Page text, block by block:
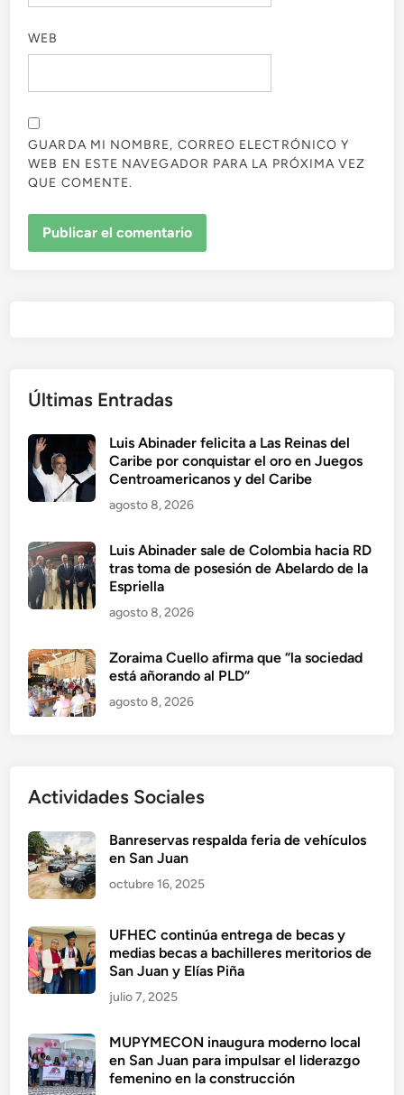
WEB
GUARDA MI NOMBRE, CORREO ELECTRÓNICO Y
WEB EN ESTE NAVEGADOR PARA LA PRÓXIMA VEZ
QUE COMENTE.
Últimas Entradas
Luis Abinader felicita a Las Reinas del
Caribe por conquistar el oro en Juegos
Centroamericanos y del Caribe
agosto 8, 2026
Luis Abinader sale de Colombia hacia RD
tras toma de posesión de Abelardo de la
Espriella
agosto 8, 2026
Zoraima Cuello afirma que “la sociedad
está añorando al PLD”
agosto 8, 2026
Actividades Sociales
Banreservas respalda feria de vehículos
en San Juan
octubre 16, 2025
UFHEC continúa entrega de becas y
medias becas a bachilleres meritorios de
San Juan y Elías Piña
julio 7, 2025
MUPYMECON inaugura moderno local
en San Juan para impulsar el liderazgo
femenino en la construcción